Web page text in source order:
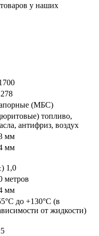
у наших
(МБС)
топливо,
антифриз, воздух
мм
мм
1,0
метров
мм
до +130°С (в
от жидкости)